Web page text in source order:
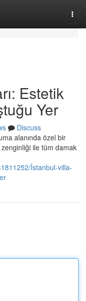
Estetik
Yer
Discuss
alanında özel bir
zenginliği ile tüm damak
İstanbul-villa-